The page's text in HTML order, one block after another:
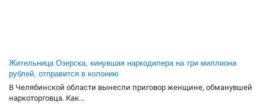
Жительница Озерска, кинувшая наркодилера на три миллиона
рублей, отправится в колонию
В Челябинской области вынесли приговор женщине, обманувшей
наркоторговца. Как...